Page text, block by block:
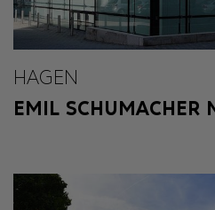
HAGEN
EMIL SCHUMACHER